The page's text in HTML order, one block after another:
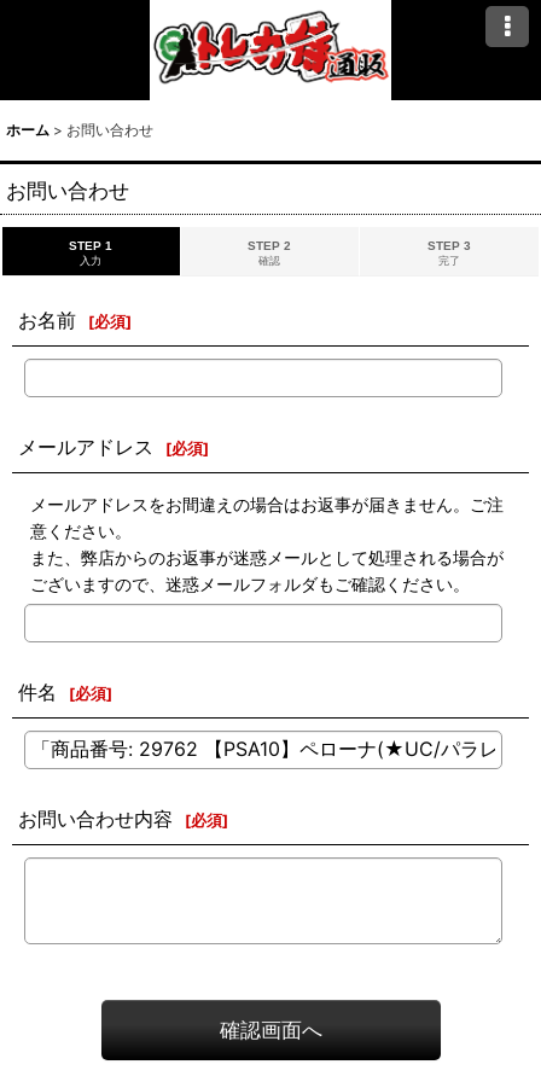
ホーム > お問い合わせ
お問い合わせ
STEP 1
入力
STEP 2
確認
STEP 3
完了
お名前 [必須]
メールアドレス [必須]
メールアドレスをお間違えの場合はお返事が届きません。ご注
意ください。
また、弊店からのお返事が迷惑メールとして処理される場合が
ございますので、迷惑メールフォルダもご確認ください。
件名 [必須]
お問い合わせ内容 [必須]
確認画面へ